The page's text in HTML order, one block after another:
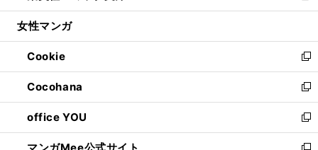
開
ウ
開
く
ン
ウ
で
開
く
ウ
ン
ド
ウ
で
開
く
し
ウ
ィ
ン
ド
ウ
で
開
く
女性マンガ
Cookie
新
し
い
ウ
ィ
ン
Cocohana
新
し
い
ウ
office YOU
新
し